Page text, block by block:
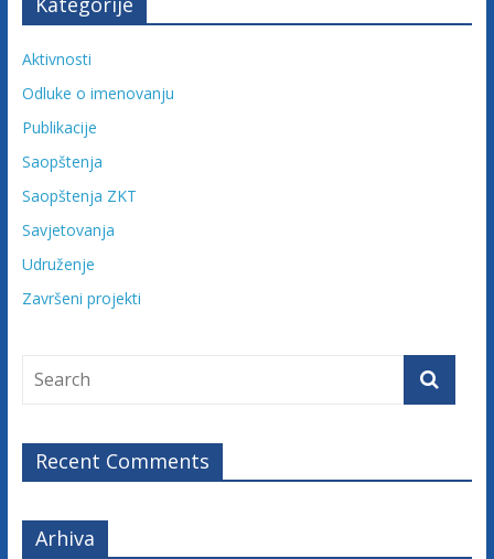
Aktivnosti
Odluke o imenovanju
Publikacije
Saopštenja
Saopštenja ZKT
Savjetovanja
Udruženje
Završeni projekti
Recent Comments
Arhiva